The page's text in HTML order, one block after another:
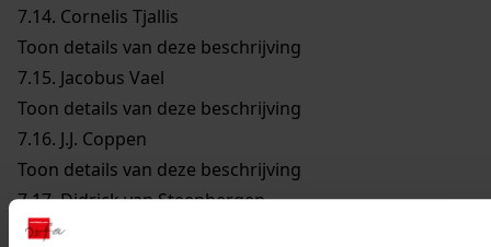
7.14. Cornelis Tjallis
Toon details van deze beschrijving
7.15. Jacobus Vael
Toon details van deze beschrijving
7.16. J.J. Coppen
Toon details van deze beschrijving
7.17.Didrick van Steenbergen
Toon details van deze beschrijving